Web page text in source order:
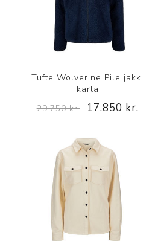
Tufte Wolverine Pile jakki
karla
29.750 kr.
17.850 kr.